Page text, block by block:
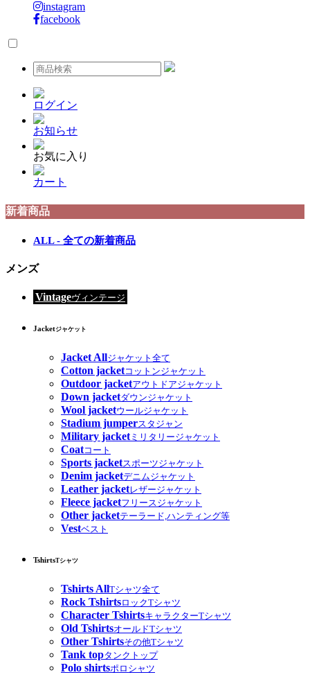
instagram
facebook
ログイン
お知らせ
お気に入り
カート
新着商品
ALL - 全ての新着商品
メンズ
Vintageヴィンテージ
Jacketジャケット
Jacket Allジャケット全て
Cotton jacketコットンジャケット
Outdoor jacketアウトドアジャケット
Down jacketダウンジャケット
Wool jacketウールジャケット
Stadium jumperスタジャン
Military jacketミリタリージャケット
Coatコート
Sports jacketスポーツジャケット
Denim jacketデニムジャケット
Leather jacketレザージャケット
Fleece jacketフリースジャケット
Other jacketテーラード,ハンティング等
Vestベスト
TshirtsTシャツ
Tshirts AllTシャツ全て
Rock TshirtsロックTシャツ
Character TshirtsキャラクターTシャツ
Old TshirtsオールドTシャツ
Other Tshirtsその他Tシャツ
Tank topタンクトップ
Polo shirtsポロシャツ